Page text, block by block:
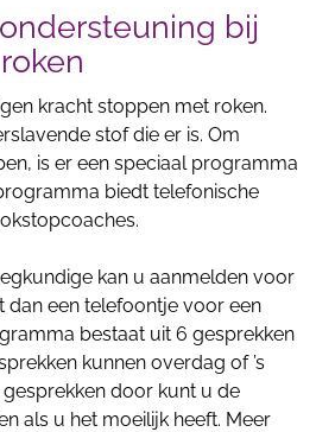
bij
kracht stoppen met roken.
stof die er is. Om
is er een speciaal programma
biedt telefonische
kan u aanmelden voor
dan een telefoontje voor een
bestaat uit 6 gesprekken
kunnen overdag of ’s
door kunt u de
als u het moeilijk heeft. Meer